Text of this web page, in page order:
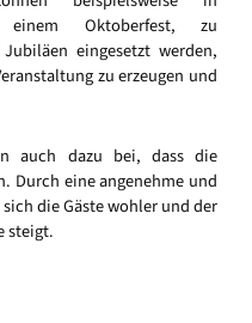
einem Oktoberfest, zu
eingesetzt werden,
zu erzeugen und
auch dazu bei, dass die
Durch eine angenehme und
die Gäste wohler und der
steigt.